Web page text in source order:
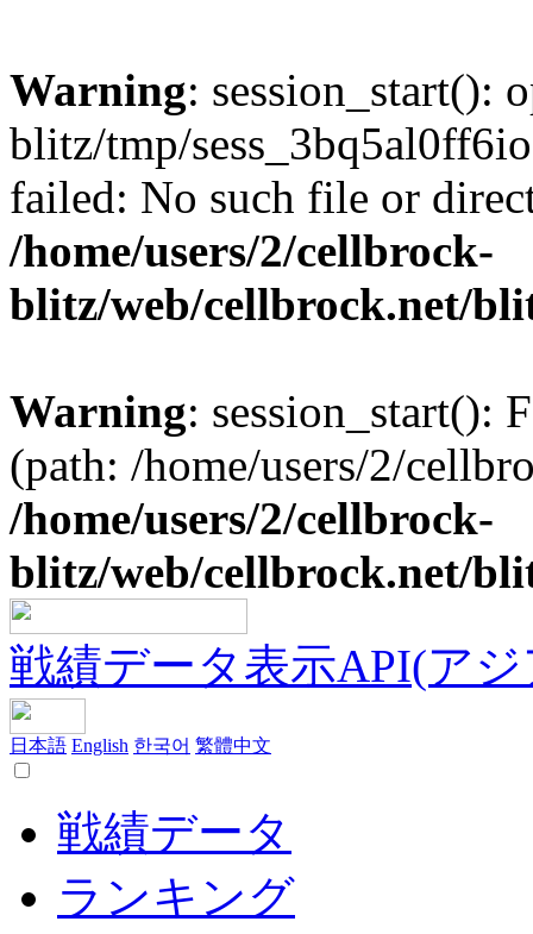
Warning: session_start():
blitz/tmp/
failed: No such file or
/home/users/2/cellbrock-
blitz/web/cellbrock.net/
Warning: session_start():
(path: /home/users/2/
/home/users/2/cellbrock-
blitz/web/cellbrock.net/
戦績データ表示API(アジ
日本語 English 한국어 繁體中文
戦績データ
ランキング